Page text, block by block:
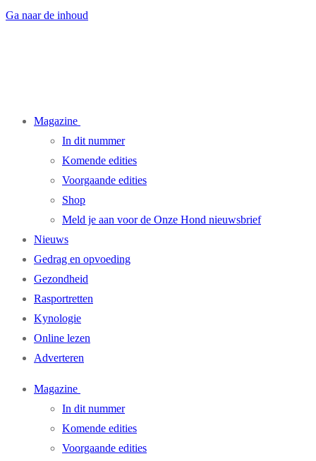
Ga naar de inhoud
Magazine
In dit nummer
Komende edities
Voorgaande edities
Shop
Meld je aan voor de Onze Hond nieuwsbrief
Nieuws
Gedrag en opvoeding
Gezondheid
Rasportretten
Kynologie
Online lezen
Adverteren
Magazine
In dit nummer
Komende edities
Voorgaande edities